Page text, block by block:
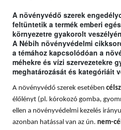
A növényvédő szerek
feltüntetik a termék emberi
környezetre gyakorolt
A Nébih növényvédelmi
a témához kapcsolódóan a
méhekre és vízi szervezetekre
meghatározását és kategóriáit
A növényvédő szerek esetében
élőlényt (pl. kórokozó gomba,
ellen a növényvédelmi kezelés
azonban hatással van az ún. nem-